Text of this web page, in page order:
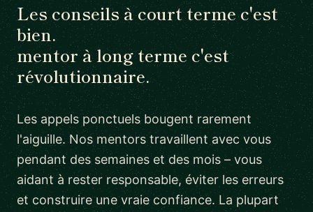
Les conseils à court terme c'est
bien.
mentor à long terme c'est
révolutionnaire.
Les appels ponctuels bougent rarement
l'aiguille. Nos mentors travaillent avec vous
pendant des semaines et des mois – vous
aidant à rester responsable, éviter les erreurs
et construire une vraie confiance. La plupart